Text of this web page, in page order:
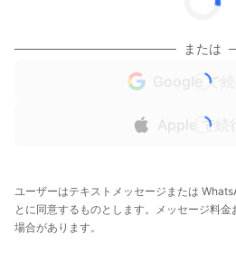
または
Google で続
Apple で続
ユーザーはテキストメッセージまたは
とに同意するものとします。メッセージ料
場合があります。